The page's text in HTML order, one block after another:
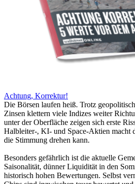
Achtung, Korrektur!
Die Börsen laufen heiß. Trotz
Zinsen klettern viele Indizes weiter
unter der Oberfläche zeigen sich erste
Halbleiter-, KI- und Space-Aktien macht
die Stimmung drehen kann.
Besonders gefährlich ist die aktuelle
Saisonalität, dünner Liquidität in den
historisch hohen Bewertungen. Selbst